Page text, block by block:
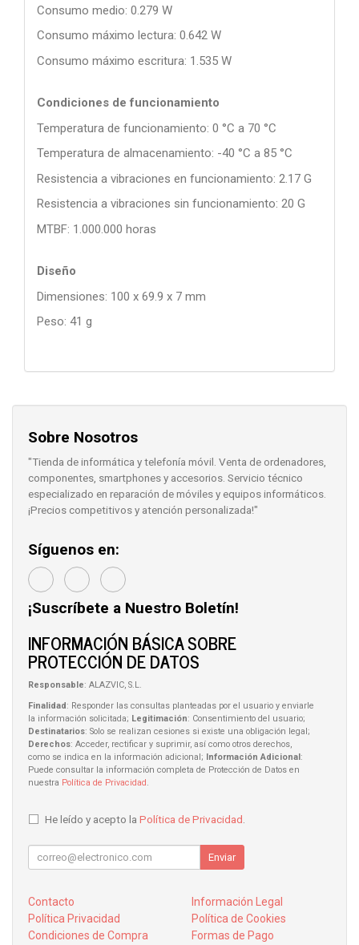
Consumo medio: 0.279 W
Consumo máximo lectura: 0.642 W
Consumo máximo escritura: 1.535 W
Condiciones de funcionamiento
Temperatura de funcionamiento: 0 °C a 70 °C
Temperatura de almacenamiento: -40 °C a 85 °C
Resistencia a vibraciones en funcionamiento: 2.17 G
Resistencia a vibraciones sin funcionamiento: 20 G
MTBF: 1.000.000 horas
Diseño
Dimensiones: 100 x 69.9 x 7 mm
Peso: 41 g
Sobre Nosotros
"Tienda de informática y telefonía móvil. Venta de ordenadores,
componentes, smartphones y accesorios. Servicio técnico
especializado en reparación de móviles y equipos informáticos.
¡Precios competitivos y atención personalizada!"
Síguenos en:
¡Suscríbete a Nuestro Boletín!
INFORMACIÓN BÁSICA SOBRE
PROTECCIÓN DE DATOS
Responsable: ALAZVIC, S.L.
Finalidad : Responder las consultas planteadas por el usuario y enviarle
la información solicitada; Legitimación: Consentimiento del usuario;
Destinatarios: Solo se realizan cesiones si existe una obligación legal;
Derechos: Acceder, rectificar y suprimir, así como otros derechos,
como se indica en la información adicional;
Información Adicional :
Puede consultar la información completa de Protección de Datos en
nuestra Política de Privacidad .
He leído y acepto la Política de Privacidad
Enviar
Contacto
Información Legal
Política Privacidad
Política de Cookies
Condiciones de Compra
Formas de Pago